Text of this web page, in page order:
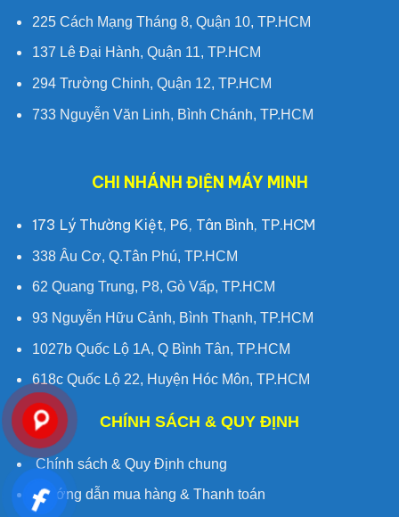
225 Cách Mạng Tháng 8, Quận 10, TP.HCM
137 Lê Đại Hành, Quận 11, TP.HCM
294 Trường Chinh, Quận 12, TP.HCM
733 Nguyễn Văn Linh, Bình Chánh, TP.HCM
CHI NHÁNH ĐIỆN MÁY MINH
173 Lý Thường Kiệt, P6, Tân Bình, TP.HCM
338 Âu Cơ, Q.Tân Phú, TP.HCM
62 Quang Trung, P8, Gò Vấp, TP.HCM
93 Nguyễn Hữu Cảnh, Bình Thạnh, TP.HCM
1027b Quốc Lộ 1A, Q Bình Tân, TP.HCM
618c Quốc Lộ 22, Huyện Hóc Môn, TP.HCM
CHÍNH SÁCH & QUY ĐỊNH
Chính sách & Quy Định chung
Hướng dẫn mua hàng & Thanh toán